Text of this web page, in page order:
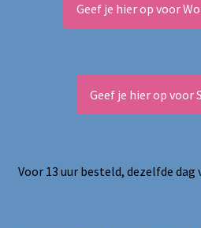
Geef je hier op voor
Geef je hier op voor
Voor 13 uur besteld, dezelfde